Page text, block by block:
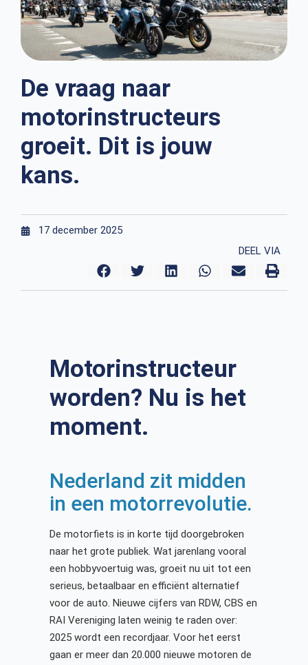
De vraag naar
motorinstructeurs
groeit. Dit is jouw
kans.
17 december 2025
DEEL VIA
Motorinstructeur
worden? Nu is het
moment.
Nederland zit midden
in een motorrevolutie.
De motorfiets is in korte tijd doorgebroken
naar het grote publiek. Wat jarenlang vooral
een hobbyvoertuig was, groeit nu uit tot een
serieus, betaalbaar en efficiënt alternatief
voor de auto. Nieuwe cijfers van RDW, CBS en
RAI Vereniging laten weinig te raden over:
2025 wordt een recordjaar. Voor het eerst
gaan er meer dan 20.000 nieuwe motoren de